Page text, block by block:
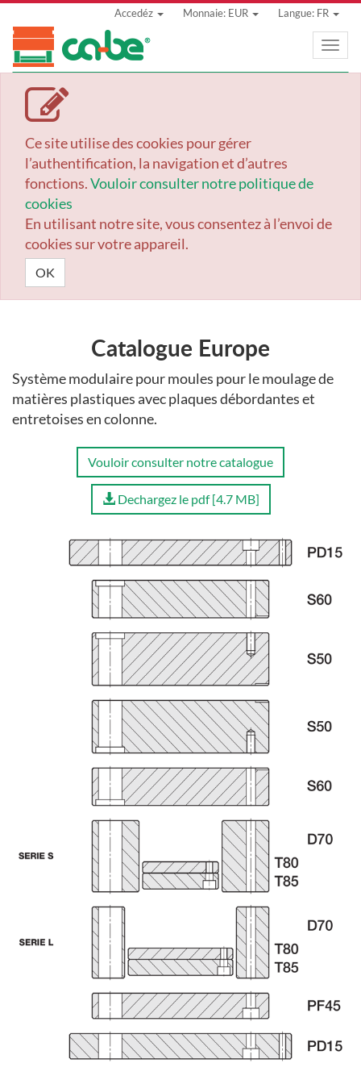
Langue: FR
Monnaie: EUR
Accedéz
Toggle
Ce site utilise des cookies pour gérer
l’authentification, la navigation et d’autres
fonctions.Vouloir consulter notre politique de
cookies
En utilisant notre site, vous consentez à l’envoi de
cookies sur votre appareil.
OK
Catalogue Europe
Système modulaire pour moules pour le moulage de
matières plastiques avec plaques débordantes et
entretoises en colonne.
Vouloir consulter notre catalogue
Dechargez le pdf [4.7 MB]